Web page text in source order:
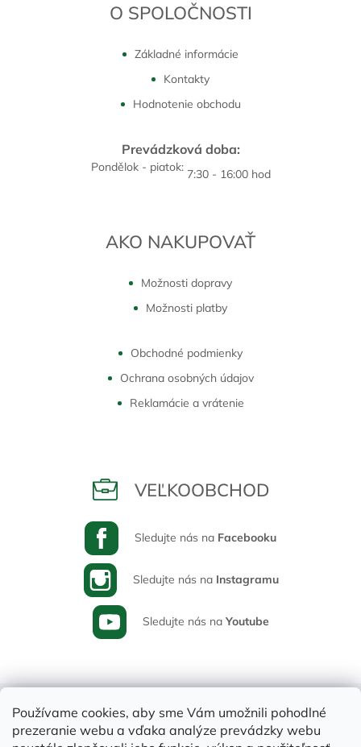
Používame cookies, aby sme Vám umožnili pohodlné
prezeranie webu a vďaka analýze prevádzky webu
O SPOLOČNOSTI
Základné informácie
Kontakty
Hodnotenie obchodu
Prevádzková doba:
Pondělok - piatok: 7:30 - 16:00 hod
AKO NAKUPOVAŤ
Možnosti dopravy
Možnosti platby
Obchodné podmienky
Ochrana osobných údajov
Reklamácie a vrátenie
VEĽKOOBCHOD
Sledujte nás na Facebooku
Sledujte nás na Instagramu
Sledujte nás na Youtube